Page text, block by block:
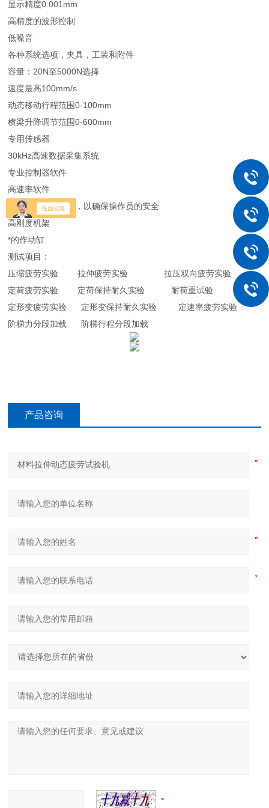
显示精度0.001mm
高精度的波形控制
低噪音
各种系统选项，夹具，工装和附件
容量：20N至5000N选择
速度最高100mm/s
动态移动行程范围0-100mm
横梁升降调节范围0-600mm
专用传感器
30kHz高速数据采集系统
专业控制器软件
高速率软件
系统置于防护壳内，以确保操作员的安全
高刚度机架
*的作动缸
测试项目：
压缩疲劳实验 拉伸疲劳实验 拉压双向疲劳实验
定荷疲劳实验 定荷保持耐久实验 耐荷重试验
定形变疲劳实验 定形变保持耐久实验 定速率疲劳实验
阶梯力分段加载 阶梯行程分段加载
产品咨询